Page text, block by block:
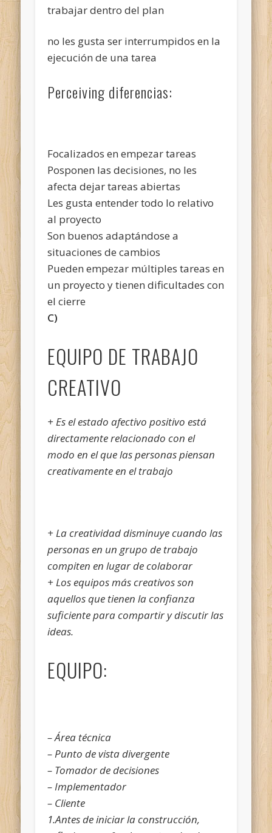
trabajar dentro del plan
no les gusta ser interrumpidos en la
ejecución de una tarea
Perceiving diferencias:
Focalizados en empezar tareas
Posponen las decisiones, no les
afecta dejar tareas abiertas
Les gusta entender todo lo relativo
al proyecto
Son buenos adaptándose a
situaciones de cambios
Pueden empezar múltiples tareas en
un proyecto y tienen dificultades con
el cierre
C)
EQUIPO DE TRABAJO
CREATIVO
+ Es el estado afectivo positivo está
directamente relacionado con el
modo en el que las personas piensan
creativamente en el trabajo
+ La creatividad disminuye cuando las
personas en un grupo de trabajo
compiten en lugar de colaborar
+ Los equipos más creativos son
aquellos que tienen la confianza
suficiente para compartir y discutir las
ideas.
EQUIPO:
– Área técnica
– Punto de vista divergente
– Tomador de decisiones
– Implementador
– Cliente
1.Antes de iniciar la construcción,